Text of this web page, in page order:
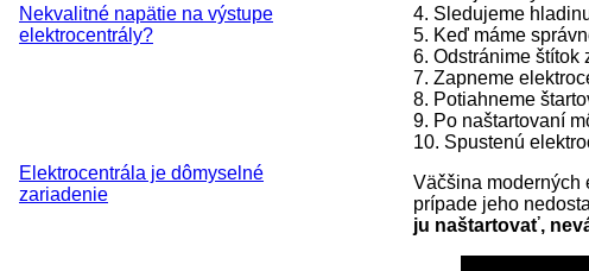
Nekvalitné napätie na výstupe
elektrocentrály?
Elektrocentrála je dômyselné
zariadenie
4. Sledujeme
5. Keď máme
6. Odstránime štítok
7. Zapneme
8. Potiahneme
9. Po naštartovaní
10. Spustenú
Väčšina moderných
prípade jeho
ju naštartovať,